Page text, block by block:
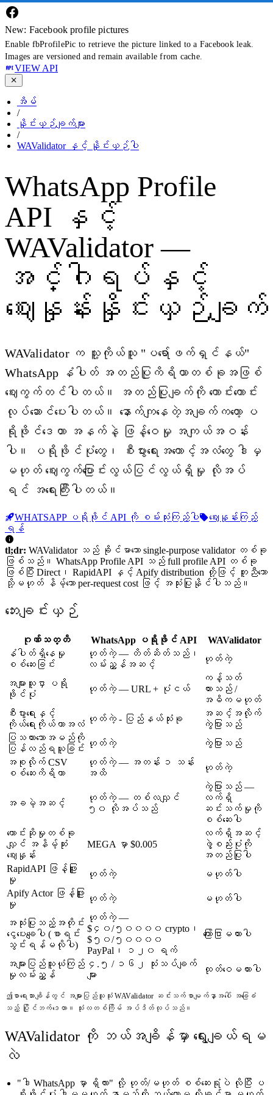
New: Facebook profile pictures
Enable fbProfilePic to retrieve the picture linked to a Facebook leak.
Images are versioned and remain available from cache.
VIEW API
အိမ်
/
နှိုင်းယှဉ်ချက်များ
/
WAValidator နှင့် နှိုင်းယှဉ်ပါ
WhatsApp Profile
API နှင့်
WAValidator —
အင်္ဂါရပ်နှင့်
ဈေးနှုန်းနှိုင်းယှဉ်ချက်
WAValidator က သူ့ကိုယ်သူ "ပရော်ဖက်ရှင်နယ်"
WhatsApp နံပါတ် အတည်ပြုကိရိယာတစ်ခုအဖြစ်
ဈေးကွက်တင်ပါတယ်။ အတည်ပြုချက်ကို ကောင်းကောင်း
လုပ်ဆောင်ပေးပါတယ်။ နောက်ကျနေတဲ့အချက်ကတော့ ပ
ရိုဖိုင်ဒေတာ အနက်နဲ့ ဖြန့်ဝေမှု အကျယ်အဝန်း
ပါ။ ပရိုဖိုင်ပုံတွေ၊ စီးပွားရေးအကောင့်အလံတွေ ဒါမှ
မဟုတ် ဈေးကွက်ပြောင်းလွယ်ပြင်လွယ်ရှိမှု လိုအပ်
ရင် အရေးကြီးပါတယ်။
WHATSAPP ပရိုဖိုင် API ကို စမ်းသုံးကြည့်ပါ
ဈေးနှုန်းကြည့်
ရန်
tl;dr: WAValidator သည် ခိုင်မာသော single-purpose validator တစ်ခု
ဖြစ်သည်။ WhatsApp Profile API သည် full profile API တစ်ခု
ဖြစ်ပြီး Direct၊ RapidAPI နှင့် Apify distribution တို့ဖြင့် တူညီသော
သို့မဟုတ် နိမ့်သော per-request cost ဖြင့် အသုံးပြုနိုင်ပါသည်။
ဘေးချင်းယှဉ်
ဂုဏ်သတ္တိ WhatsApp ပရိုဖိုင် API
WAValidator
နံပါတ်ရှိနေမှု
စစ်ဆေးခြင်း
ဟုတ်ကဲ့ — တိတ်ဆိတ်သည်၊
လမ်းညွှန်အဆင့်
ဟုတ်ကဲ့
အများသူငှာ ပရို
ဖိုင်ပုံ
ဟုတ်ကဲ့ — URL + ပုံငယ်
ကန့်သတ်
ထားသည် /
အဓိကမဟုတ်
စီးပွားရေးနှင့်
ကိုယ်ရေးကိုယ်တာအလံ
ဟုတ်ကဲ့ - ပြည်နယ်သုံးခု
အဆင့်အလိုက်
ကွဲပြားသည်
ပြသထားသောအမည်ကို
ပြန်လည်ရယူခြင်း
ဟုတ်ကဲ့
ကွဲပြားသည်
အစုလိုက် CSV
စစ်ဆေးကိရိယာ
ဟုတ်ကဲ့ — အတန်း ၁ သန်း
အထိ
ဟုတ်ကဲ့
အခမဲ့အဆင့်
ဟုတ်ကဲ့ — တစ်လလျှင်
၅၀ လိုအပ်သည်
ကွဲပြားသည် —
လက်ရှိ
ဆင်းသက်မှုကို
စစ်ဆေးပါ
တောင်းဆိုမှုတစ်ခု
လျှင် အနိမ့်ဆုံး
ဈေးနှုန်း
MEGA မှာ $0.005
လက်ရှိအဆင့်
ဖွဲ့စည်းပုံကို
အတည်ပြုပါ
RapidAPI ဖြန့်ဖြူး
မှု
ဟုတ်ကဲ့
မဟုတ်ပါ
Apify Actor ဖြန့်ဖြူး
မှု
ဟုတ်ကဲ့ မဟုတ်ပါ
အသုံးပြုသည့်အတိုင်း
ငွေပေးချေပါ (စာရင်း
သွင်းရန်မလိုပါ)
ဟုတ်ကဲ့ —
$၄၀/၅၀၀၀၀ crypto၊
$၅၀/၅၀၀၀၀
PayPal၊ ၁၂၀ ရက်
ကြော်ငြာမထားပါ
အများပြည်သူယုံကြည်
မှုလမ်းညွှန်
၄.၅ / ၁၆၂ သုံးသပ်ချက်
များ
ထုတ်ဝေမထားပါ
ဤစာရေးသားချိန်တွင် အများပြည်သူသုံး WAValidator ဆင်းသက်စာမျက်နှာအပေါ် အခြေခံ
သည့် ပြိုင်ဘက်ဒေတာ။ သုံးလတစ်ကြိမ် အပ်ဒိတ်လုပ်သည်။
WAValidator ကို ဘယ်အချိန်မှာ ရွေးချယ်ရမ
လဲ
"ဒါ WhatsApp မှာ ရှိလား" လို့ ဟုတ်/မဟုတ် စစ်ဆေးရုံပဲ လိုပြီး ပ